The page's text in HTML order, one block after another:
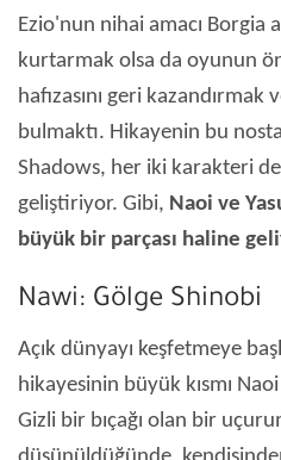
Ezio'nun nihai amacı Borgia
kurtarmak olsa da oyunun
hafızasını geri kazandırmak
bulmaktı. Hikayenin bu
Shadows, her iki karakteri de
geliştiriyor. Gibi, Naoi ve
büyük bir parçası haline
Nawi: Gölge Shinobi
Açık dünyayı keşfetmeye
hikayesinin büyük kısmı
Gizli bir bıçağı olan bir